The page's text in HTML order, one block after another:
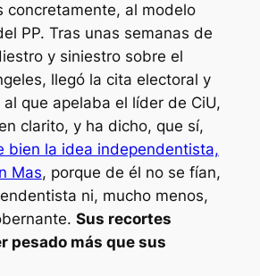
concretamente, al modelo
PP. Tras unas semanas de
y siniestro sobre el
llegó la cita electoral y
que apelaba el líder de CiU,
clarito, y ha dicho, que sí,
bien la idea independentista,
Mas, porque de él no se fían,
ni, mucho menos,
Sus recortes
pesado más que sus